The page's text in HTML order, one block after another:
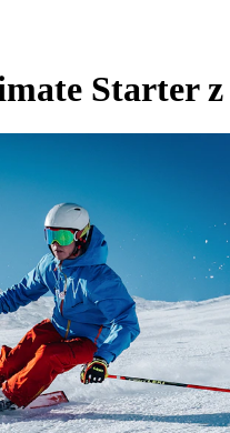
Starter z